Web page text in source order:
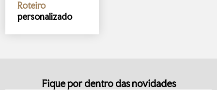
Roteiro
personalizado
Fique por dentro das novidades